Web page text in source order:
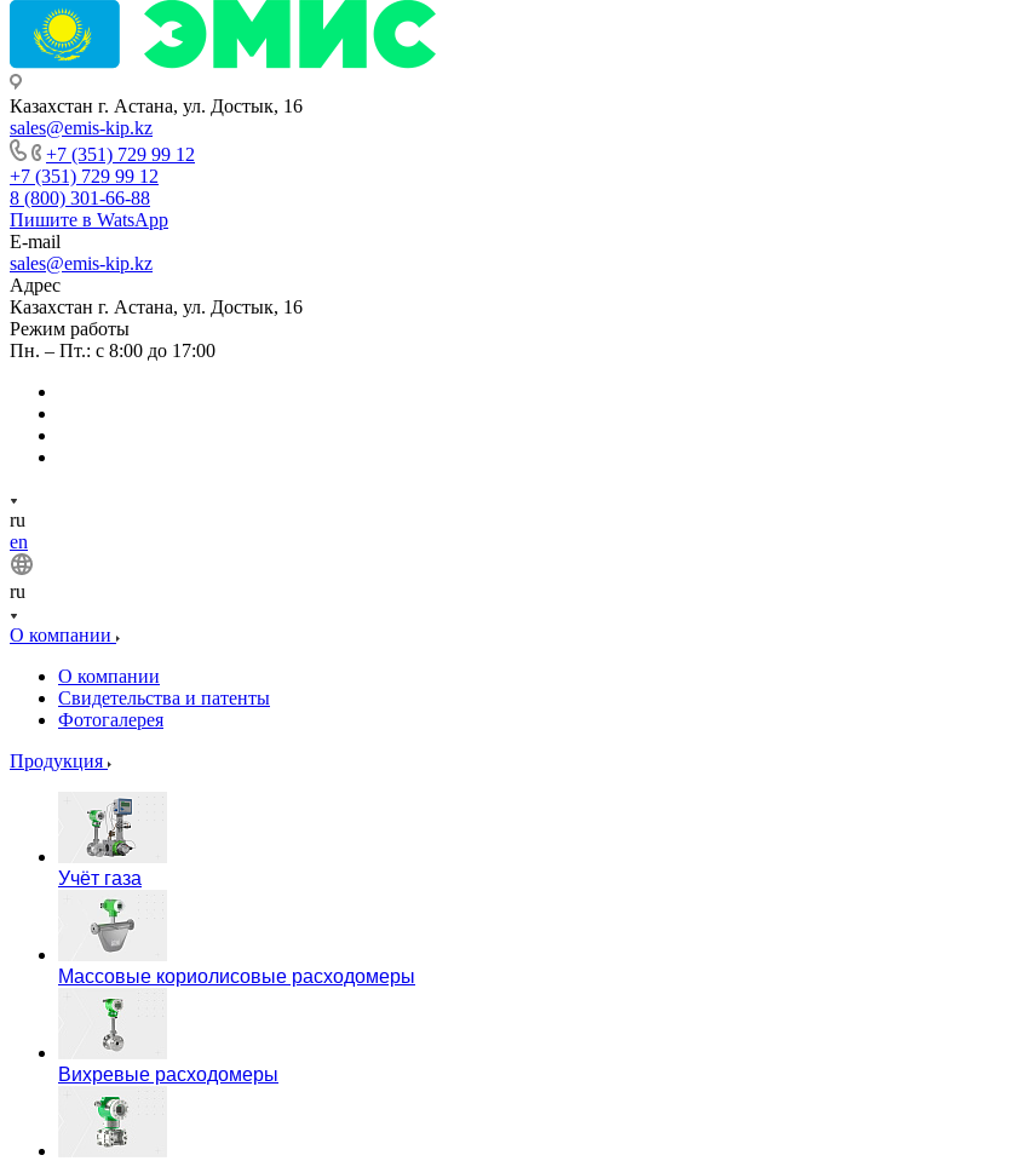
Казахстан г. Астана, ул. Достык, 16
sales@emis-kip.kz
+7 (351) 729 99 12
+7 (351) 729 99 12
8 (800) 301-66-88
Пишите в WatsApp
E-mail
sales@emis-kip.kz
Адрес
Казахстан г. Астана, ул. Достык, 16
Режим работы
Пн. – Пт.: с 8:00 до 17:00
ru
en
ru
О компании
О компании
Свидетельства и патенты
Фотогалерея
Продукция
Учёт газа
Массовые кориолисовые расходомеры
Вихревые расходомеры